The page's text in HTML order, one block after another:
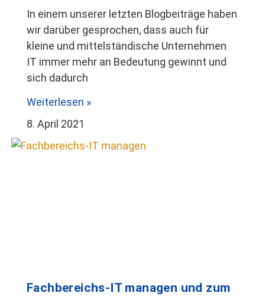
In einem unserer letzten Blogbeiträge haben
wir darüber gesprochen, dass auch für
kleine und mittelständische Unternehmen
IT immer mehr an Bedeutung gewinnt und
sich dadurch
Weiterlesen »
8. April 2021
Fachbereichs-IT managen und zum